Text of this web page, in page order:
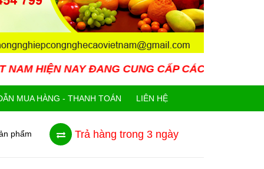
ĐANG CUNG CẤP CÁC LOẠI GIỐNG
MUA HÀNG - THANH TOÁN LIÊN HỆ
phẩm Trả hàng trong 3 ngày